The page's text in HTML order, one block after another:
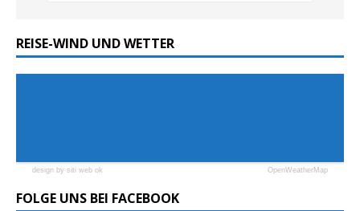
REISE-WIND UND WETTER
design by siti web ok OpenWeatherMap
FOLGE UNS BEI FACEBOOK